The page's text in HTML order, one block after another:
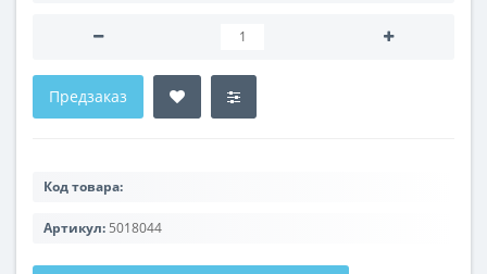
Предзаказ
Код товара:
Артикул: 5018044